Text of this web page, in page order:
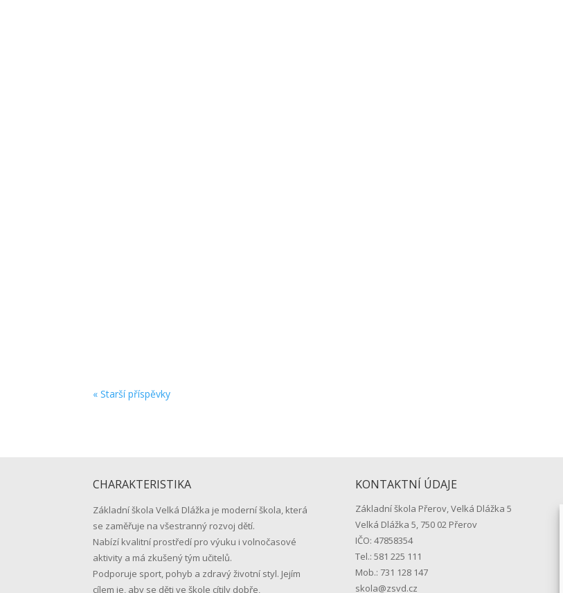
« Starší příspěvky
CHARAKTERISTIKA
Základní škola Velká Dlážka je moderní škola, která
se zaměřuje na všestranný rozvoj dětí.
Nabízí kvalitní prostředí pro výuku i volnočasové
aktivity a má zkušený tým učitelů.
Podporuje sport, pohyb a zdravý životní styl. Jejím
cílem je, aby se děti ve škole cítily dobře,
KONTAKTNÍ ÚDAJE
Základní škola Přerov, Velká Dlážka 5
Velká Dlážka 5, 750 02 Přerov
IČO: 47858354
Tel.: 581 225 111
Mob.: 731 128 147
skola@zsvd.cz